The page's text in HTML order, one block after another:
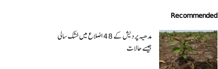
Recommended
مدھیہ پردیش کے 48 اضلاع میں خشک سالی
جیسے حالات